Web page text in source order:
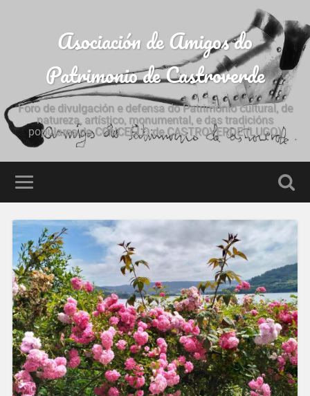
Asociación de Amigos do
Patrimonio de Castroverde
Foro de divulgación e defensa do Patrimonio cultural, de
natureza, artístico, monumental, e das tradicións
populares do CONCELLO de CASTROVERDE (LUGO)